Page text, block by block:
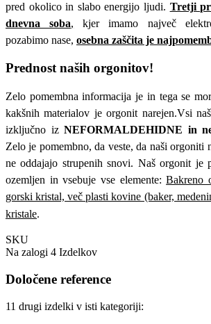
pred okolico in slabo energijo ljudi. Tretji
dnevna soba, kjer imamo največ
pozabimo nase, osebna zaščita je
Prednost naših orgonitov!
Zelo pomembna informacija je in tega se
kakšnih materialov je orgonit narejen.Vsi
izključno izNEFORMALDEHIDNE in
Zelo je pomembno, da veste, da naši orgoniti
ne oddajajo strupenih snovi. Naš orgonit je
ozemljen in vsebuje vse elemente:Bakreno
gorski kristal, več plasti kovine (baker,
kristale.
SKU
Na zalogi 4 Izdelkov
Določene reference
11 drugi izdelki v isti kategoriji: